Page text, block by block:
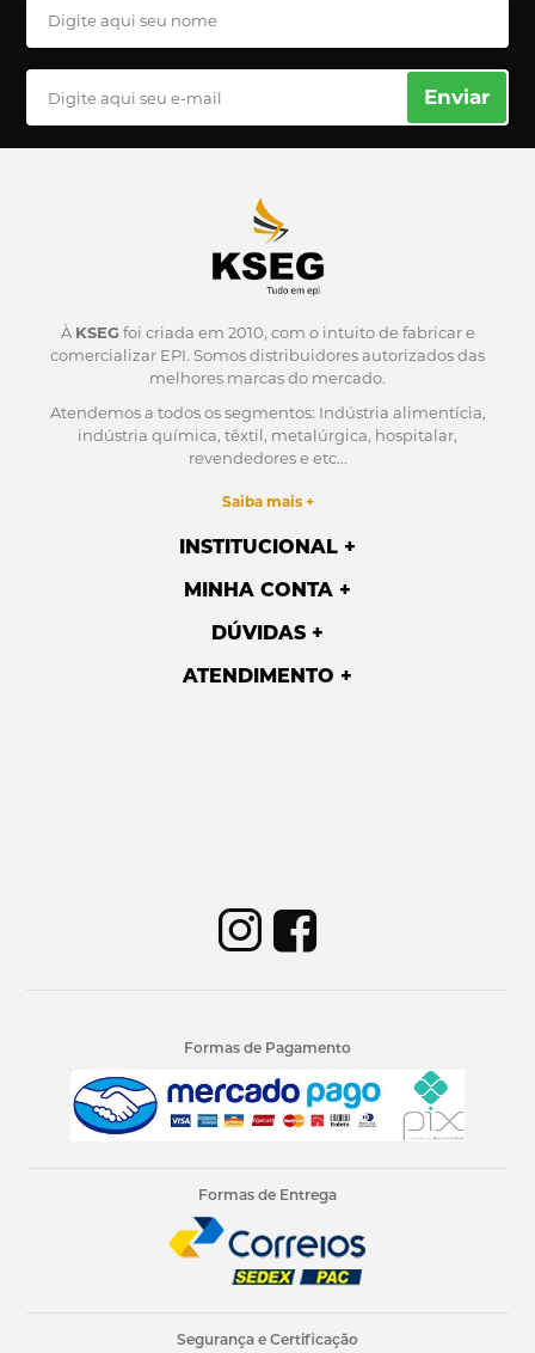
Enviar
À KSEG foi criada em 2010, com o intuito de fabricar e
comercializar EPI. Somos distribuidores autorizados das
melhores marcas do mercado.
Atendemos a todos os segmentos: Indústria alimentícia,
indústria química, têxtil, metalúrgica, hospitalar,
revendedores e etc...
Saiba mais +
INSTITUCIONAL
MINHA CONTA
DÚVIDAS
ATENDIMENTO
Formas de Pagamento
Formas de Entrega
Segurança e Certificação